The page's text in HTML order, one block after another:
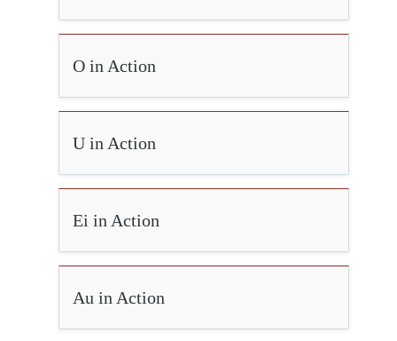
O in Action
U in Action
Ei in Action
Au in Action